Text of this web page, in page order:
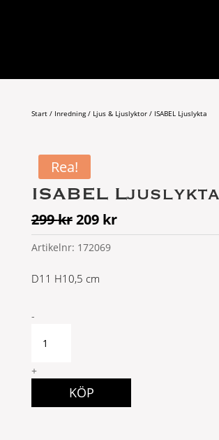
Start/ Inredning/ Ljus & Ljuslyktor/ ISABEL Ljuslykta
Rea!
ISABEL Ljuslykta
299krDet
ursprungliga
priset
299 kr.
209 krDet
nuvarande
Artikelnr: 172069
D11 H10,5 cm
ISABEL
quantity
-
+
KÖP